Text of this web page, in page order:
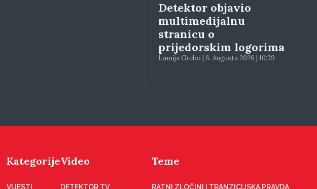
Detektor objavio
multimedijalnu
stranicu o
prijedorskim logorima
Lamija Grebo | 6. Augusta 2026 | 10:39
Kategorije
VIJESTI
Video
DETEKTOR TV
Teme
RATNI ZLOČINI I TRANZICIJSKA PRAVDA